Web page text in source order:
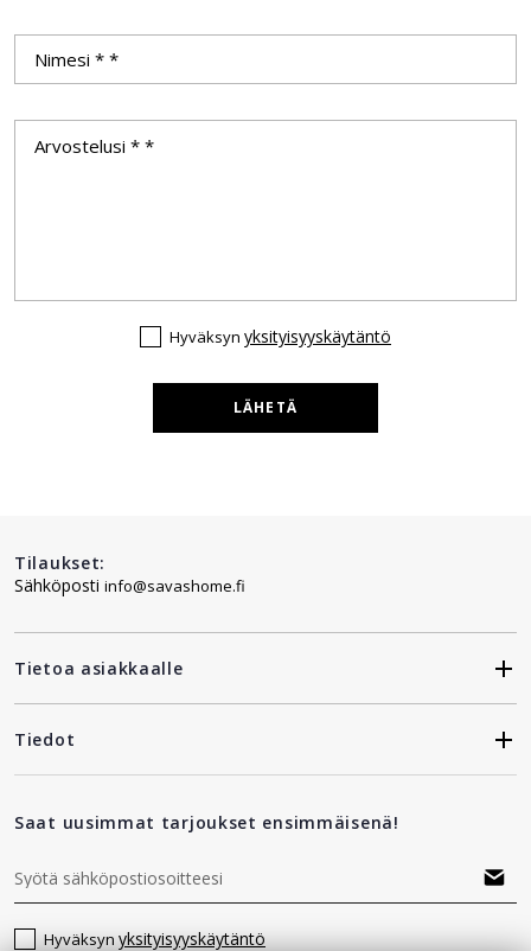
Hyväksyn yksityisyyskäytäntö
LÄHETÄ
Tilaukset:
Sähköposti info@savashome.fi
Tietoa asiakkaalle
Tiedot
Saat uusimmat tarjoukset ensimmäisenä!
Hyväksyn yksityisyyskäytäntö